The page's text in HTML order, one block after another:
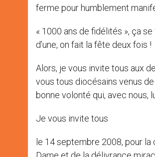
ferme pour humblement
« 1000 ans de fidélités », ça
d’une, on fait la fête deux fois !
Alors, je vous invite tous aux
vous tous diocésains venus
bonne volonté qui, avec
Je vous invite tous
le 14 septembre 2008, pour